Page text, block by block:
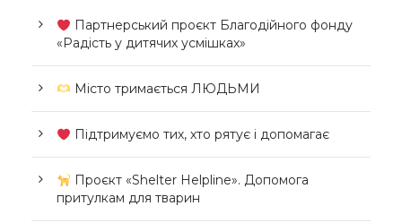
Партнерський проєкт Благодійного фонду
«Радість у дитячих усмішках»
Місто тримається ЛЮДЬМИ
Підтримуємо тих, хто рятує і допомагає
Проєкт «Shelter Helpline». Допомога
притулкам для тварин